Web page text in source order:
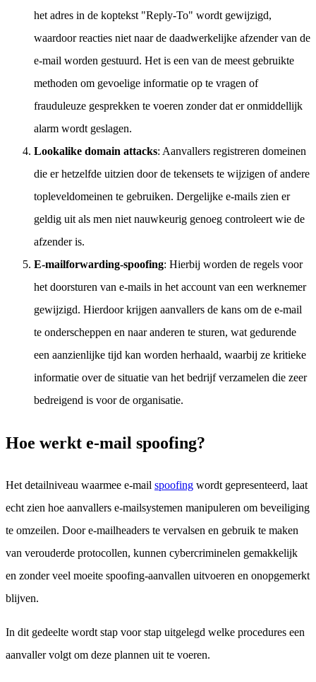
het adres in de koptekst "Reply-To" wordt gewijzigd,
waardoor reacties niet naar de daadwerkelijke afzender van de
e-mail worden gestuurd. Het is een van de meest gebruikte
methoden om gevoelige informatie op te vragen of
frauduleuze gesprekken te voeren zonder dat er onmiddellijk
alarm wordt geslagen.
Lookalike domain attacks: Aanvallers registreren domeinen
die er hetzelfde uitzien door de tekensets te wijzigen of andere
topleveldomeinen te gebruiken. Dergelijke e-mails zien er
geldig uit als men niet nauwkeurig genoeg controleert wie de
afzender is.
E-mailforwarding-spoofing: Hierbij worden de regels voor
het doorsturen van e-mails in het account van een werknemer
gewijzigd. Hierdoor krijgen aanvallers de kans om de e-mail
te onderscheppen en naar anderen te sturen, wat gedurende
een aanzienlijke tijd kan worden herhaald, waarbij ze kritieke
informatie over de situatie van het bedrijf verzamelen die zeer
bedreigend is voor de organisatie.
Hoe werkt e-mail spoofing?
Het detailniveau waarmee e-mail spoofing wordt gepresenteerd, laat
echt zien hoe aanvallers e-mailsystemen manipuleren om beveiliging
te omzeilen. Door e-mailheaders te vervalsen en gebruik te maken
van verouderde protocollen, kunnen cybercriminelen gemakkelijk
en zonder veel moeite spoofing-aanvallen uitvoeren en onopgemerkt
blijven.
In dit gedeelte wordt stap voor stap uitgelegd welke procedures een
aanvaller volgt om deze plannen uit te voeren.